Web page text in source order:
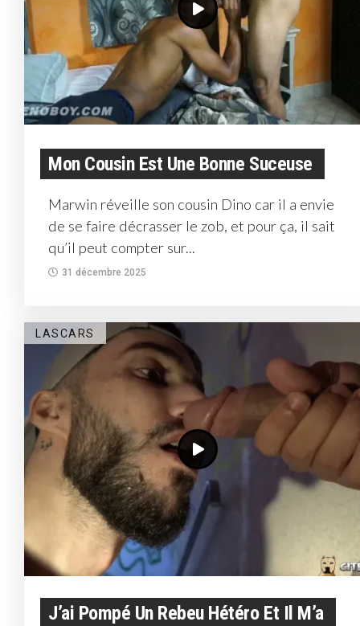
Mon Cousin Est Une Bonne Suceuse
Marwin réveille son cousin Dino car il a envie
de se faire décrasser le zob, et pour ça, il sait
qu’il peut compter sur...
31 décembre 2025
LASCARS
J’ai Pompé Un Rebeu Hétéro Et Il M’a